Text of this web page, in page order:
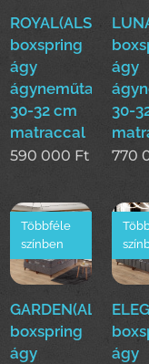
boxspring
ágy
ágyneműtartóval
30-32 cm
matraccal
590 000 Ft
ágy
30-
770
boxspring
ágy
Többféle
színben
ágy